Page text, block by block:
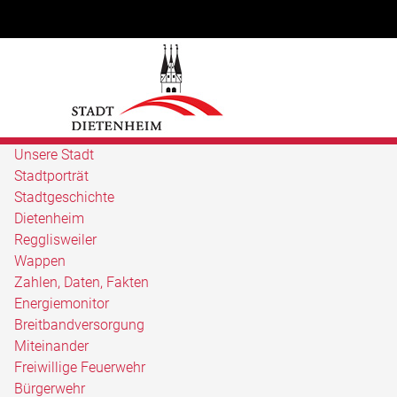
Unsere Stadt
Stadtporträt
Stadtgeschichte
Dietenheim
Regglisweiler
Wappen
Zahlen, Daten, Fakten
Energiemonitor
Breitbandversorgung
Miteinander
Freiwillige Feuerwehr
Bürgerwehr